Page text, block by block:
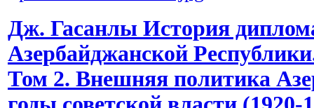
Дж. Гасанлы История
Азербайджанской
Том 2. Внешняя политика